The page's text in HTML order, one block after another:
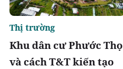
Khu dân cư Phước Thọ
và cách T&T kiến tạo
Thị trường